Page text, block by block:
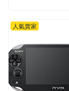
人氣賣家